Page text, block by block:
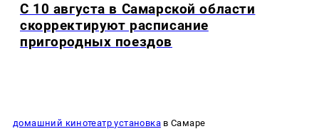
С 10 августа в Самарской области
скорректируют расписание
пригородных поездов
домашний кинотеатр установкав Самаре